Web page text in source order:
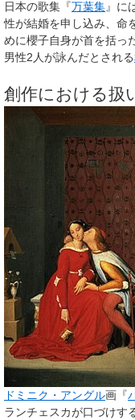
日本の歌集『万葉集』に
性が結婚を申し込み、命
めに櫻子自身が首を括っ
男性2人が詠んだとされる
創作における扱
ドミニク・アングル画『
ランチェスカが口づけす